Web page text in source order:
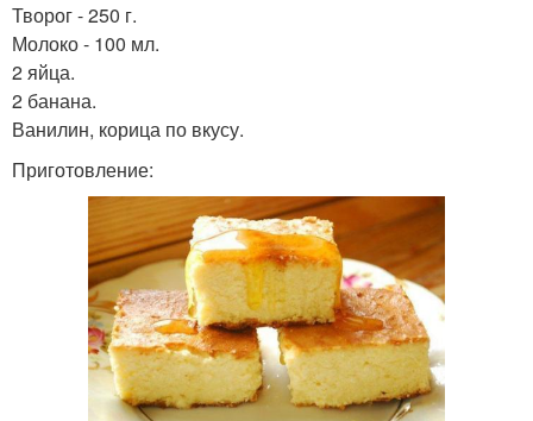
Творог - 250 г.
Молоко - 100 мл.
2 яйца.
2 банана.
Ванилин, корица по вкусу.
Приготовление: